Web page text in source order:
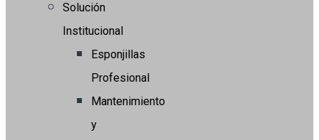
Solución
Institucional
Esponjillas
Profesional
Mantenimiento
y